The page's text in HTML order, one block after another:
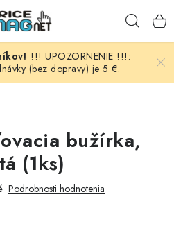
!!! UPOZORNENIE !!!:
(bez dopravy) je 5 €.
bužírka,
(1ks)
Podrobnosti hodnotenia